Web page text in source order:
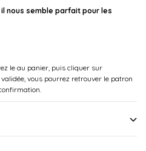
nous semble parfait pour les
le au panier, puis cliquer sur
vous pourrez retrouver le patron